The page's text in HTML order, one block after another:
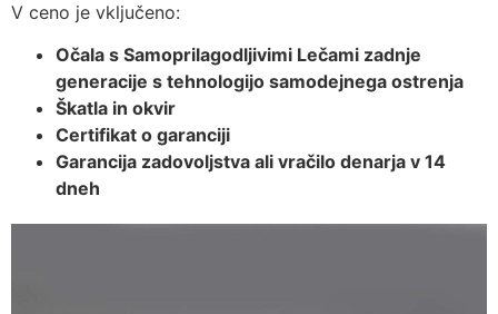
V ceno je vključeno:
Očala s Samoprilagodljivimi Lečami zadnje
generacije s tehnologijo samodejnega ostrenja
Škatla in okvir
Certifikat o garanciji
Garancija zadovoljstva ali vračilo denarja v 14
dneh